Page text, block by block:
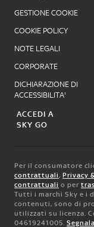
GESTIONE COOKIE
COOKIE POLICY
NOTE LEGALI
CORPORATE
DICHIARAZIONE DI
ACCESSIBILITA'
ACCEDI A
SKY GO
Per il consumatore
contrattuali, Privacy
contrattuali o per
Tutti i marchi Sky e
contenuti, sono di
utilizzati su licenza.
04619241005.